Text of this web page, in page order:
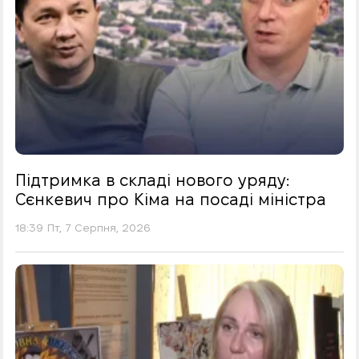
Підтримка в складі нового уряду:
Сєнкевич про Кіма на посаді міністра
18:39 Пт, 7 Серпня, 2026